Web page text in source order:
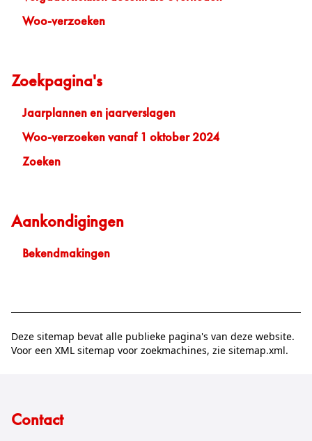
Woo-verzoeken
Zoekpagina's
Jaarplannen en jaarverslagen
Woo-verzoeken vanaf 1 oktober 2024
Zoeken
Aankondigingen
Bekendmakingen
Deze sitemap bevat alle publieke pagina's van deze website.
Voor een XML sitemap voor zoekmachines, zie sitemap.xml.
Contact